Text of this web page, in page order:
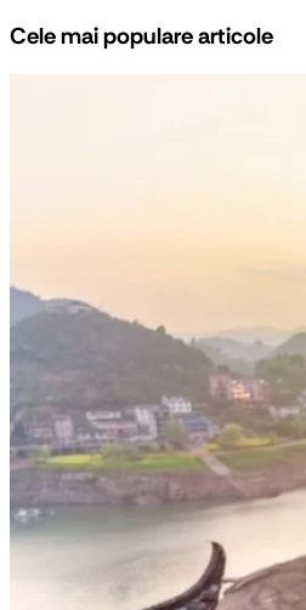
Cele mai populare articole